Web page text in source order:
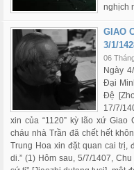
nghịch
GIAO
3/1/
06
Ngày
Đại
Đệ
17/7/
xin của “1120” kỳ lão xứ
cháu nhà Trần đă chết hết
Trung Hoa xin đặt quan cai trị,
di.” (1) Hôm sau, 5/7/1407,